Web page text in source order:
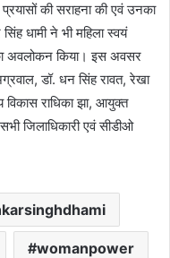
की सराहना की एवं उनका
धामी ने भी महिला स्वयं
का अवलोकन किया। इस अवसर
डॉ. धन सिंह रावत, रेखा
विकास राधिका झा, आयुक्त
जिलाधिकारी एवं सीडीओ
womanpower